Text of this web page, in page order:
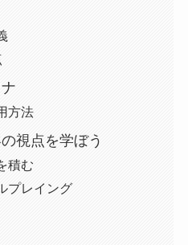
方法
視点を学ぼう
積む
プレイング